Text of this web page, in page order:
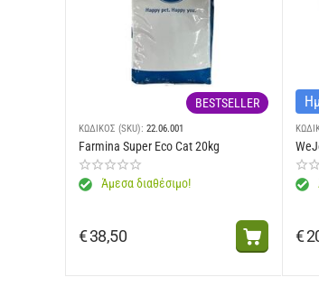
BESTSELLER
ΚΩΔΙΚΟΣ (SKU): 22.06.001
Farmina Super Eco Cat 20kg
Άμεσα διαθέσιμο!
€38,50 €